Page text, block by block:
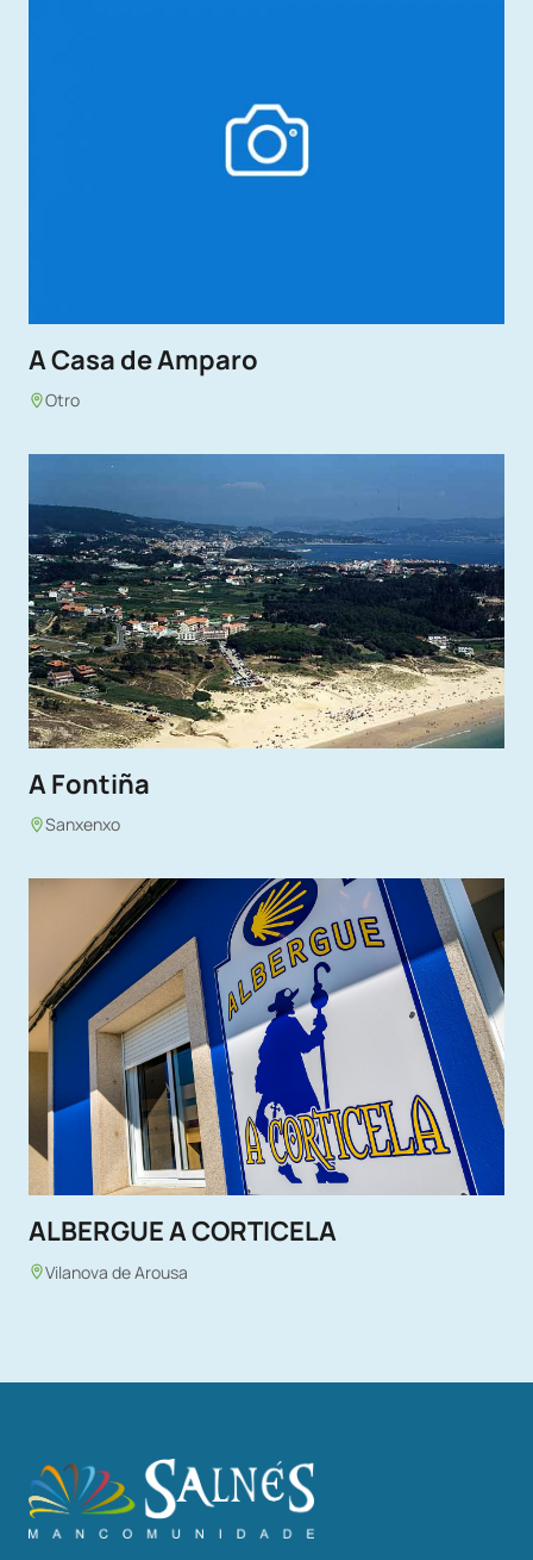
A Casa de Amparo
Otro
A Fontiña
Sanxenxo
ALBERGUE A CORTICELA
Vilanova de Arousa